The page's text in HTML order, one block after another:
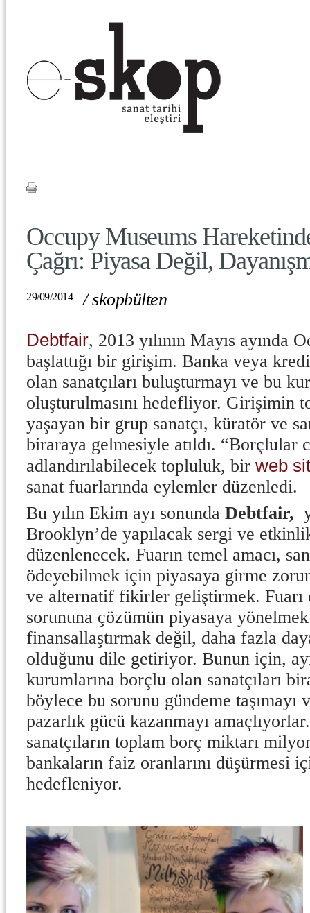
Occupy Museums
Çağrı: Piyasa Değil,
29/09/2014 /skopbülten
Debtfair, 2013 yılının Mayıs ayında
başlattığı bir girişim. Banka veya
olan sanatçıları buluşturmayı ve bu
oluşturulmasını hedefliyor. Girişimin
yaşayan bir grup sanatçı, küratör ve
biraraya gelmesiyle atıldı. “Borçlular
adlandırılabilecek topluluk, bir web
sanat fuarlarında eylemler düzenledi.
Bu yılın Ekim ayı sonunda Debtfair,
Brooklyn’de yapılacak sergi ve
düzenlenecek. Fuarın temel amacı,
ödeyebilmek için piyasaya girme
ve alternatif fikirler geliştirmek. Fuarı
sorununa çözümün piyasaya yönelmek
finansallaştırmak değil, daha fazla
olduğunu dile getiriyor. Bunun için,
kurumlarına borçlu olan sanatçıları
böylece bu sorunu gündeme taşımayı
pazarlık gücü kazanmayı
sanatçıların toplam borç miktarı
bankaların faiz oranlarını düşürmesi
hedefleniyor.